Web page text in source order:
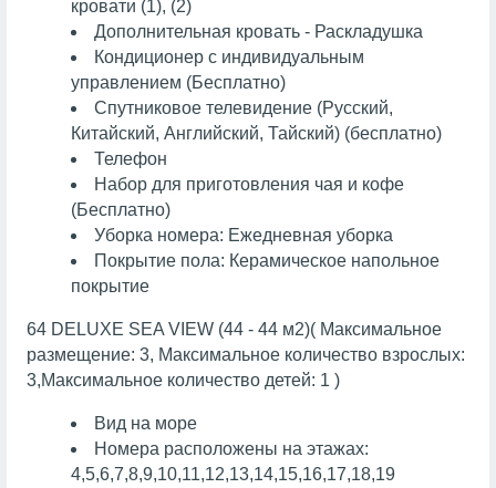
кровати (1), (2)
Дополнительная кровать - Раскладушка
Кондиционер с индивидуальным
управлением (Бесплатно)
Спутниковое телевидение (Русский,
Китайский, Английский, Тайский) (бесплатно)
Телефон
Набор для приготовления чая и кофе
(Бесплатно)
Уборка номера: Ежедневная уборка
Покрытие пола: Керамическое напольное
покрытие
64 DELUXE SEA VIEW (44 - 44 м2)( Максимальное
размещение: 3, Максимальное количество взрослых:
3,Максимальное количество детей: 1 )
Вид на море
Номера расположены на этажах:
4,5,6,7,8,9,10,11,12,13,14,15,16,17,18,19